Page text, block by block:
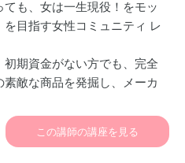
も、女は一生現役！をモッ
を目指す女性コミュニティ レ
期資金がない方でも、完全
敵な商品を発掘し、メーカ
を指導しています。
女性たちが、自分の人生に
この講師の講座を見る